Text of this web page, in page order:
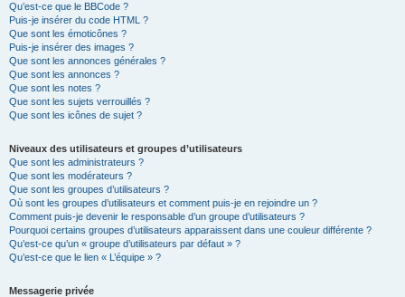
Qu’est-ce que le BBCode ?
Puis-je insérer du code HTML ?
Que sont les émoticônes ?
Puis-je insérer des images ?
Que sont les annonces générales ?
Que sont les annonces ?
Que sont les notes ?
Que sont les sujets verrouillés ?
Que sont les icônes de sujet ?
Niveaux des utilisateurs et groupes d’utilisateurs
Que sont les administrateurs ?
Que sont les modérateurs ?
Que sont les groupes d’utilisateurs ?
Où sont les groupes d’utilisateurs et comment puis-je en rejoindre un ?
Comment puis-je devenir le responsable d’un groupe d’utilisateurs ?
Pourquoi certains groupes d’utilisateurs apparaissent dans une couleur différente ?
Qu’est-ce qu’un « groupe d’utilisateurs par défaut » ?
Qu’est-ce que le lien « L’équipe » ?
Messagerie privée